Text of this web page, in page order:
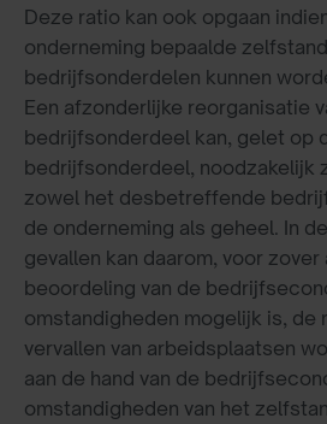
Deze ratio kan ook opgaan
onderneming bepaalde
bedrijfsonderdelen kunnen
Een afzonderlijke reorganisatie
bedrijfsonderdeel kan, gelet op
bedrijfsonderdeel, noodzakelijk
zowel het desbetreffende
de onderneming als geheel. In
gevallen kan daarom, voor
beoordeling van de
omstandigheden mogelijk is, de
vervallen van arbeidsplaatsen
aan de hand van de
omstandigheden van het